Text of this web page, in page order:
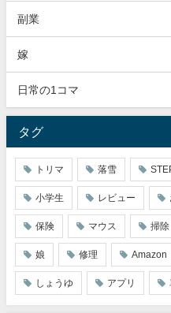
副業
嫁
日常の1コマ
タグ
トリマ 落雪
小学生 レビュー
保険 マウス 掃除
娘 修理 Amazon
しょうゆ アプリ